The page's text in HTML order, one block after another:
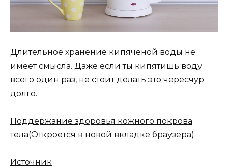
Длительное хранение кипяченой воды не
имеет смысла. Даже если ты кипятишь воду
всего один раз, не стоит делать это чересчур
долго.
Поддержание здоровья кожного покрова
тела(Откроется в новой вкладке браузера)
Источник